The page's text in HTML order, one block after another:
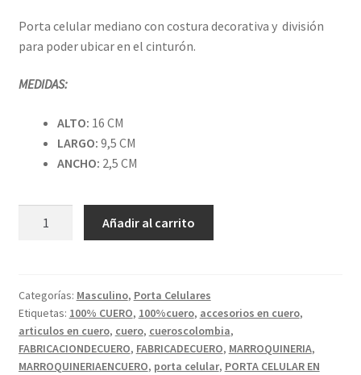
Porta celular mediano con costura decorativa y división
para poder ubicar en el cinturón.
MEDIDAS:
ALTO: 16 CM
LARGO: 9,5 CM
ANCHO: 2,5 CM
MIEL
CON
ESTAMPADO.
cantidad
Añadir al carrito
Categorías: Masculino, Porta Celulares
Etiquetas: 100% CUERO, 100%cuero, accesorios en cuero,
articulos en cuero, cuero, cueroscolombia,
FABRICACIONDECUERO, FABRICADECUERO, MARROQUINERIA,
MARROQUINERIAENCUERO, porta celular, PORTA CELULAR EN